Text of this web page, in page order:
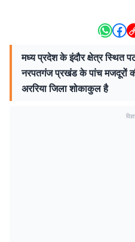
मध्य प्रदेश के इंदौर क्षेत्र स्थित
नरपतगंज प्रखंड के पांच मजदूरों
अररिया जिला शोकाकुल है